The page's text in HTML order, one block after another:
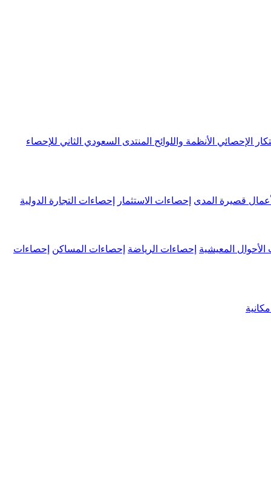
الإحصائي الأنظمة واللوائح المنتدى السعودي الثاني للإحصاء
قصيرة المدى إحصاءات الاستثمار إحصاءات التجارة الدولية
الأحوال المعيشية إحصاءات الرياضة إحصاءات المساكن إحصاءات